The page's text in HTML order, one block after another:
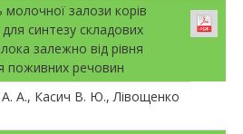
молочної залози корів
синтезу складових
залежно від рівня
поживних речовин
А., Касич В. Ю., Лівощенко